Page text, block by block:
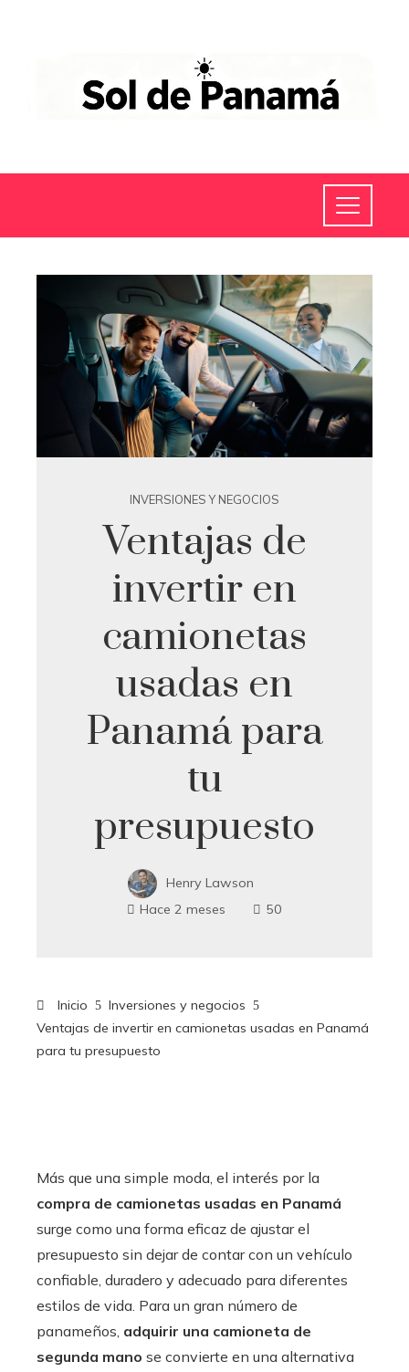
INVERSIONES Y NEGOCIOS
Ventajas de
invertir en
camionetas
usadas en
Panamá para
tu
presupuesto
Henry Lawson
Hace 2 meses
50
Inicio
Inversiones y negocios
Ventajas de invertir en camionetas usadas en Panamá
para tu presupuesto
Más que una simple moda, el interés por la
compra de camionetas usadas en Panamá
surge como una forma eficaz de ajustar el
presupuesto sin dejar de contar con un vehículo
confiable, duradero y adecuado para diferentes
estilos de vida. Para un gran número de
panameños, adquirir una camioneta de
segunda mano se convierte en una alternativa